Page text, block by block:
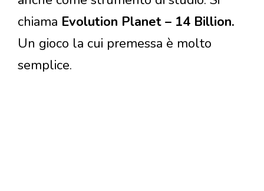
chiama Evolution Planet – 14 Billion.
Un gioco la cui premessa è molto
semplice.